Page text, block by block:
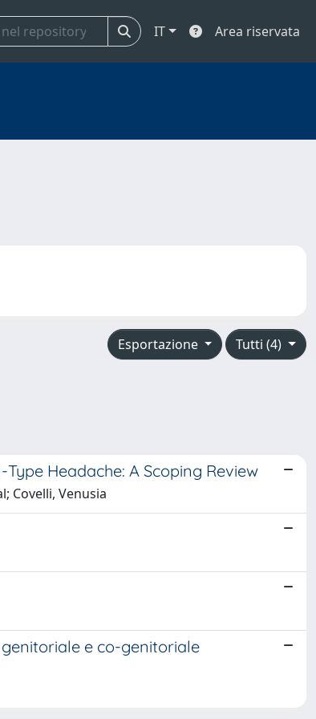
IT Area riservata
Tutti (4)
Esportazione
Headache: A Scoping Review
Covelli, Venusia
e co-genitoriale